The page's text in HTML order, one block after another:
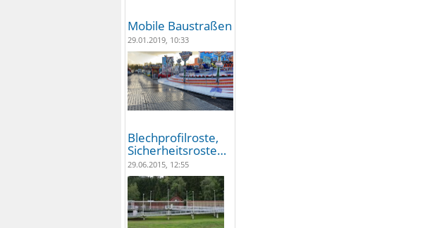
Mobile Baustraßen
29.01.2019, 10:33
Blechprofilroste,
Sicherheitsroste…
29.06.2015, 12:55